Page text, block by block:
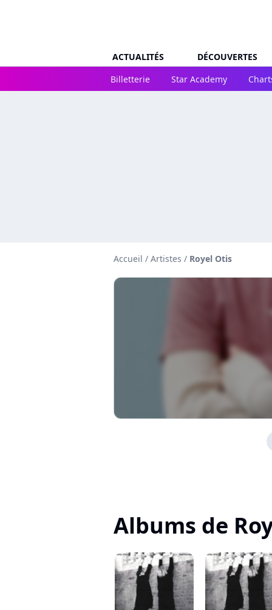
ACTUALITÉS DÉCOUVERTES
Billetterie
Star Academy
Accueil / Artistes / Royel Otis
Albums de